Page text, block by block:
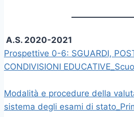
A.S. 2020-2021
Prospettive 0-6: SGUARDI,
CONDIVISIONI
Modalità e procedure della
sistema degli esami di